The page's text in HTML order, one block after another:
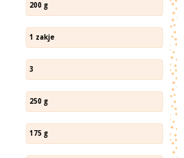
200 g
1 zakje
3
250 g
175 g